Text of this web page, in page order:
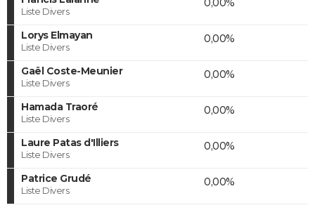
Liste Divers
0,00%
Lorys Elmayan
Liste Divers
0,00%
Gaël Coste-Meunier
Liste Divers
0,00%
Hamada Traoré
Liste Divers
0,00%
Laure Patas d'Illiers
Liste Divers
0,00%
Patrice Grudé
Liste Divers
0,00%